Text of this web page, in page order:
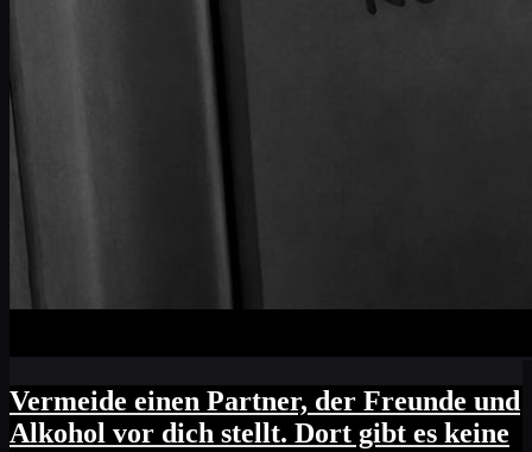
Vermeide einen Partner, der Freunde und
Alkohol vor dich stellt. Dort gibt es keine